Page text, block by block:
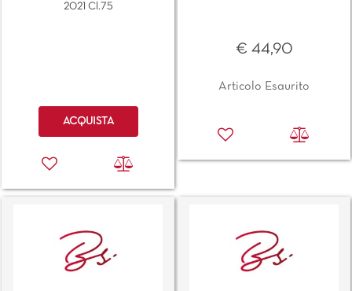
2021 Cl.75
Quantità
ACQUISTA
€ 44,90
Articolo Esaurito